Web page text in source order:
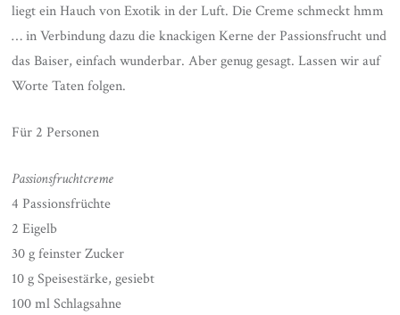
liegt ein Hauch von Exotik in der Luft. Die Creme schmeckt hmm
… in Verbindung dazu die knackigen Kerne der Passionsfrucht und
das Baiser, einfach wunderbar. Aber genug gesagt. Lassen wir auf
Worte Taten folgen.
Für 2 Personen
Passionsfruchtcreme
4 Passionsfrüchte
2 Eigelb
30 g feinster Zucker
10 g Speisestärke, gesiebt
100 ml Schlagsahne